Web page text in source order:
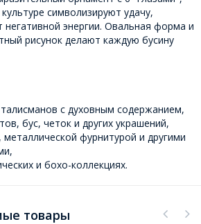
символизируют удачу,
энергии. Овальная форма и
рисунок делают каждую бусину
с духовным содержанием,
бус, четок и других украшений,
фурнитурой и другими
и бохо-коллекциях.
товары